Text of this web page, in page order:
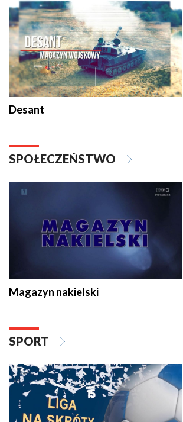
Desant
SPOŁECZEŃSTWO
Magazyn nakielski
SPORT